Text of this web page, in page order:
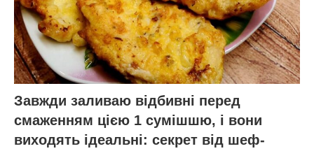
Завжди заливаю відбивні перед
смаженням цією 1 сумішшю, і вони
виходять ідеальні: секрет від шеф-